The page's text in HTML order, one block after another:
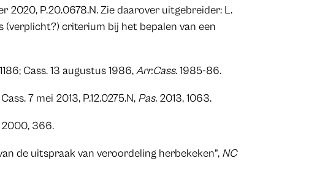
2020, P.20.0678.N. Zie daarover uitgebreider: L.
(verplicht?) criterium bij het bepalen van een
Cass. 13 augustus 1986,Arr.Cass. 1985-86.
7 mei 2013, P.12.0275.N, Pas. 2013, 1063.
2000, 366.
de uitspraak van veroordeling herbekeken”, NC